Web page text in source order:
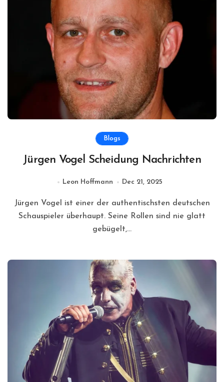
Blogs
Jürgen Vogel Scheidung Nachrichten
Leon Hoffmann Dec 21, 2025
Jürgen Vogel ist einer der authentischsten deutschen
Schauspieler überhaupt. Seine Rollen sind nie glatt
gebügelt,...